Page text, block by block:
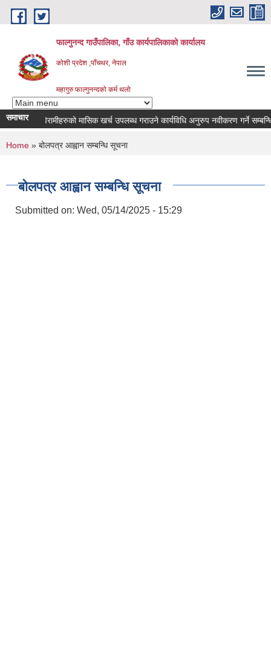
Skip to main content
फाल्गुनन्द गाउँपालिका, गाँउ कार्यपालिकाको कार्यालय
कोशी प्रदेश ,पाँचथर, नेपाल
महागुरु फाल्गुनन्दको कर्म थलो
समाचार
रोगका विरामीहरुको मासिक खर्च उपलब्ध गराउने कार्यविधि अनुरुप नवीकरण गर्ने सम्बन्धि
You are here
Home » बोलपत्र आह्वान सम्बन्धि सूचना
बोलपत्र आह्वान सम्बन्धि सूचना
Submitted on: Wed, 05/14/2025 - 15:29